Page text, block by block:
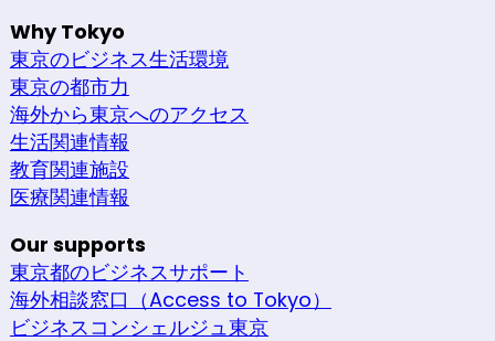
Why Tokyo
東京のビジネス生活環境
東京の都市力
海外から東京へのアクセス
生活関連情報
教育関連施設
医療関連情報
Our supports
東京都のビジネスサポート
海外相談窓口（Access to Tokyo）
ビジネスコンシェルジュ東京